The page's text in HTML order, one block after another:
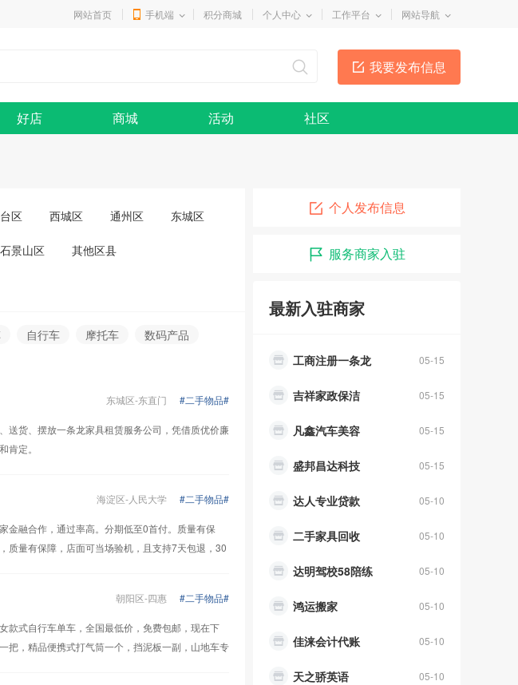
网站首页 手机端 积分商城 个人中心 工作平台 网站导航
我要发布信息
好店 商城 活动 社区
区 西城区 通州区 东城区
石景山区 其他区县
自行车 摩托车
数码产品
东城区-东直门 #二手物品#
送货、摆放一条龙家具租赁服务公司，凭借质优价廉
肯定。
海淀区-人民大学 #二手物品#
金融合作，通过率高。分期低至0首付。质量有保
质量有保障，店面可当场验机，且支持7天包退，30
朝阳区-四惠 #二手物品#
款式自行车单车，全国最低价，免费包邮，现在下
把，精品便携式打气筒一个，挡泥板一副，山地车专
个人发布信息
服务商家入驻
最新入驻商家
俊超车行
05-15
工商注册一条龙
05-15
吉祥家政保洁
05-15
凡鑫汽车美容
05-15
盛邦昌达科技
05-10
达人专业贷款
05-10
二手家具回收
05-10
达明驾校58陪练
05-10
鸿运搬家
05-10
佳涞会计代账
05-10
天之骄英语